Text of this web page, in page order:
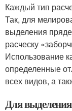
Каждый тип
Так, для
выделения
расческу
Использование
определенные
всех видов, а
Для